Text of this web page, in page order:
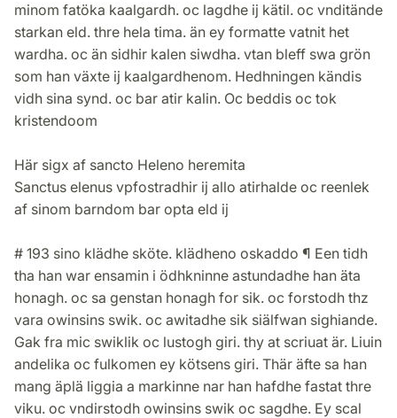
minom fatöka kaalgardh. oc lagdhe ij kätil. oc vnditände
starkan eld. thre hela tima. än ey formatte vatnit het
wardha. oc än sidhir kalen siwdha. vtan bleff swa grön
som han växte ij kaalgardhenom. Hedhningen kändis
vidh sina synd. oc bar atir kalin. Oc beddis oc tok
kristendoom
Här sigx af sancto Heleno heremita
Sanctus elenus vpfostradhir ij allo atirhalde oc reenlek
af sinom barndom bar opta eld ij
# 193 sino klädhe sköte. klädheno oskaddo ¶ Een tidh
tha han war ensamin i ödhkninne astundadhe han äta
honagh. oc sa genstan honagh for sik. oc forstodh thz
vara owinsins swik. oc awitadhe sik siälfwan sighiande.
Gak fra mic swiklik oc lustogh giri. thy at scriuat är. Liuin
andelika oc fulkomen ey kötsens giri. Thär äfte sa han
mang äplä liggia a markinne nar han hafdhe fastat thre
viku. oc vndirstodh owinsins swik oc sagdhe. Ey scal